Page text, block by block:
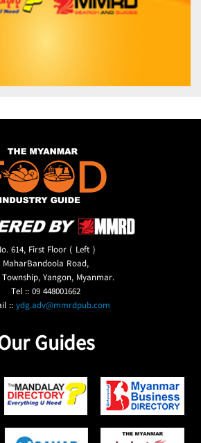
614, First Floor ( Left )
MaharBandoola Road,
Yangon, Myanmar.
Tel :: 09 448001662
::ydg.adv@mmrdpub.com
Guides